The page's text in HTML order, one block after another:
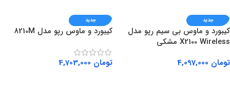
جدید
کیبورد و ماوس بی سیم رپو مدل
X2100 Wireless مشکی
تومان
جدید
کیبورد و ماوس رپو مدل 8210M
تومان